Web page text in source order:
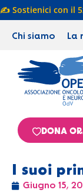
✍️ Sostienici con il
Chi siamo La
DONA
I suoi
Giugno 15,